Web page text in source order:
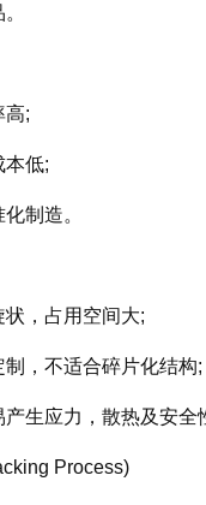
高;
本低;
制造。
，占用空间大;
，不适合碎片化结构;
生应力，散热及安全
Process)